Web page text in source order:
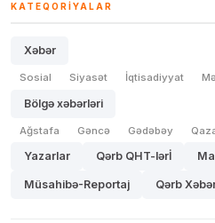
KATEQORIYALAR
Xəbər
Sosial Siyasət İqtisadiyyat
Bölgə xəbərləri
Ağstafa Gəncə Gədəbəy
Yazarlar Qərb QHT-lərİ
Müsahibə-Reportaj Qərb